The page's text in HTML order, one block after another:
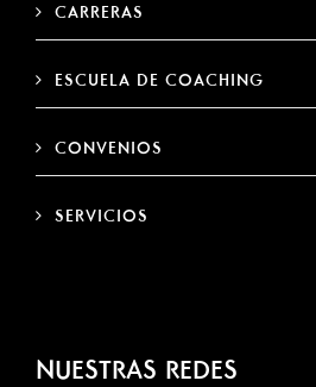
CARRERAS
ESCUELA DE COACHING
CONVENIOS
SERVICIOS
NUESTRAS REDES